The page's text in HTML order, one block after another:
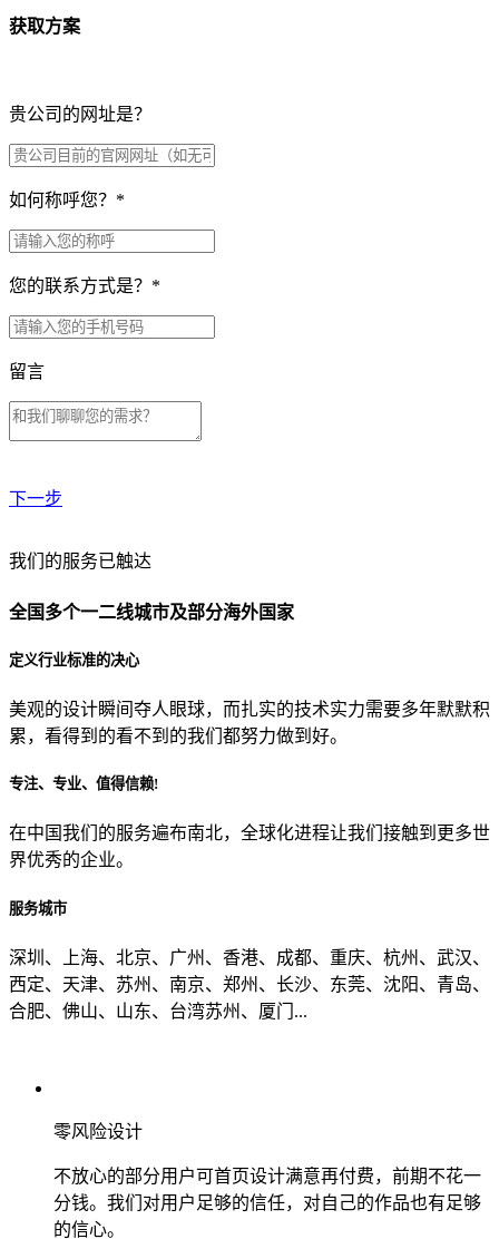
获取方案
贵公司的网址是？
如何称呼您？ *
您的联系方式是？ *
留言
下一步
贵公司预算范围是？
贵公司的团队规模是？
目前主要的营销渠道是？
我们的服务已触达
全国多个一二线城市及部分海外国家
定义行业标准的决心
美观的设计瞬间夺人眼球，而扎实的技术实力需要多年默默积
累，看得到的看不到的我们都努力做到好。
专注、专业、值得信赖!
在中国我们的服务遍布南北，全球化进程让我们接触到更多世
界优秀的企业。
服务城市
深圳、上海、北京、广州、香港、成都、重庆、杭州、武汉、
西定、天津、苏州、南京、郑州、长沙、东莞、沈阳、青岛、
合肥、佛山、山东、台湾苏州、厦门...
零风险设计
不放心的部分用户可首页设计满意再付费，前期不花一
分钱。我们对用户足够的信任，对自己的作品也有足够
的信心。